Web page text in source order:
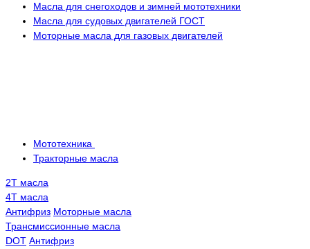
Масла для снегоходов и зимней мототехники
Масла для судовых двигателей ГОСТ
Моторные масла для газовых двигателей
Мототехника
Тракторные масла
2Т масла
4Т масла
Антифриз Моторные масла
Трансмисcионные масла
DOT Антифриз